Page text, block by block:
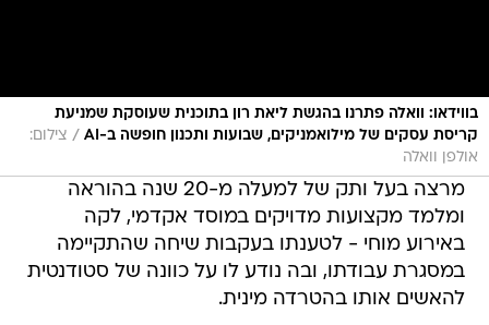
בווידאו: וואלה פתרנו בהגשת ליאת רון בתוכנית שעוסקת שמניעת
קריסת עסקים של מילואמניקים, שבועות ותכנון חופשה ב-AI
/ צילום:
אולפן וואלה
מרצה בעל ותק של למעלה מ-20 שנה בהוראה
ומלמד מקצועות מדויקים במוסד אקדמי, לקה
באירוע מוחי - לטענתו בעקבות שיחה שהתקיימה
במסגרת עבודתו, ובה נודע לו על כוונה של סטודנטית
להאשים אותו בהטרדה מינית.